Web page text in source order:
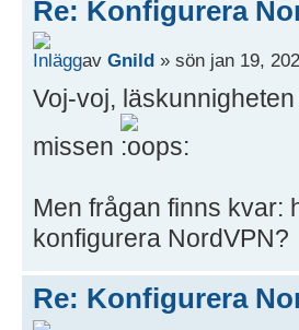
Re: Konfigurera
av Gnild » sön jan 19,
Voj-voj,
missen
Men frågan finns kvar:
konfigurera NordVPN?
Re: Konfigurera